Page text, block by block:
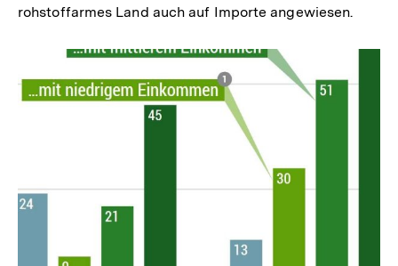
rohstoffarmes Land auch auf Importe angewiesen.